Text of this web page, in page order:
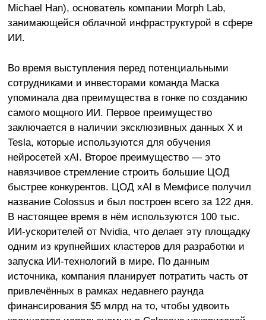
Michael Han), основатель компании Morph Lab,
занимающейся облачной инфраструктурой в сфере
ИИ.
Во время выступления перед потенциальными
сотрудниками и инвесторами команда Маска
упоминала два преимущества в гонке по созданию
самого мощного ИИ. Первое преимущество
заключается в наличии эксклюзивных данных X и
Tesla, которые используются для обучения
нейросетей xAI. Второе преимущество — это
навязчивое стремление строить большие ЦОД
быстрее конкурентов. ЦОД xAI в Мемфисе получил
название Colossus и был построен всего за 122 дня.
В настоящее время в нём используются 100 тыс.
ИИ-ускорителей от Nvidia, что делает эту площадку
одним из крупнейших кластеров для разработки и
запуска ИИ-технологий в мире. По данным
источника, компания планирует потратить часть от
привлечённых в рамках недавнего раунда
финансирования $5 млрд на то, чтобы удвоить